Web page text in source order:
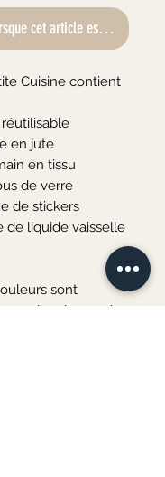
cet article est disponible
Cuisine contient
en jute
en tissu
de verre
de stickers
de liquide vaisselle
sont
un plus de surprise